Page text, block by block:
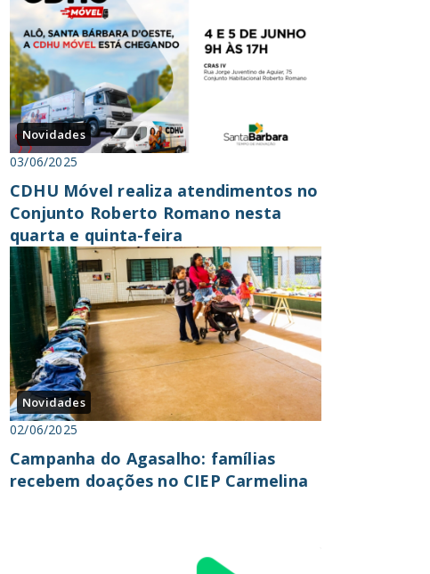
Novidades
03/06/2025
CDHU Móvel realiza atendimentos no
Conjunto Roberto Romano nesta
quarta e quinta-feira
Novidades
02/06/2025
Campanha do Agasalho: famílias
recebem doações no CIEP Carmelina